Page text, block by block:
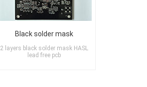
Black solder mask
2 layers black solder mask HASL
lead free pcb